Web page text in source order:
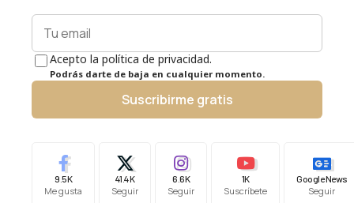
Acepto la política de privacidad.
Podrás darte de baja en cualquier momento.
Suscribirme gratis
9.5K
Me gusta
41.4K
Seguir
6.6K
Seguir
1K
Suscríbete
Google News
Seguir